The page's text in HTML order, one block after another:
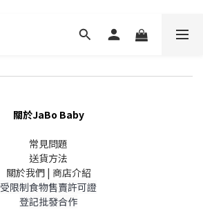
關於JaBo Baby
常見問題
送貨方法
關於我們 | 商店介紹
受限制食物售賣許可證
登記批發合作